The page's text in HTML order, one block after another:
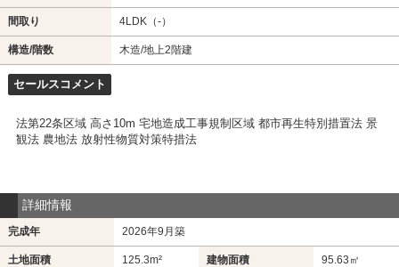
間取り 4LDK（-）
構造/階数 木造/地上2階建
セールスコメント
法第22条区域 高さ10m 宅地造成工事規制区域 都市再生特別措置法 景
観法 農地法 放射性物質対策特措法
詳細情報
完成年 2026年9月築
土地面積 125.3m² 建物面積 95.63㎡